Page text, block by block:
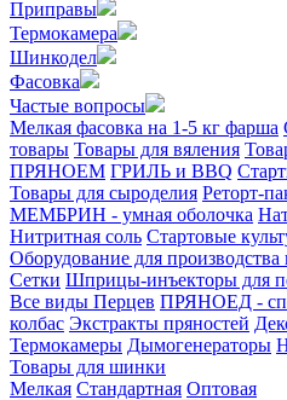
Приправы
Термокамера
Шинкодел
Фасовка
Частые вопросы
Мелкая фасовка на 1-5 кг фарша
товары Товары для вяления
ПРЯНОЕМ ГРИЛЬ и BBQ
Товары для сыроделия Реторт-
МЕМБРИН - умная оболочка
Нитритная соль Стартовые
Оборудование для производства
Сетки Шприцы-инъекторы для
Все виды Перцев ПРЯНОЕД -
колбас Экстракты пряностей
Термокамеры Дымогенераторы
Товары для шинки
Мелкая Стандартная Оптовая